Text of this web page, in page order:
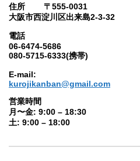
住所 〒555-0031
大阪市西淀川区出来島2-3-32
電話
06-6474-5686
080-5715-6333(携帯)
E-mail:
kurojikanban@gmail.com
営業時間
月〜金: 9:00 – 18:30
土: 9:00 – 18:00